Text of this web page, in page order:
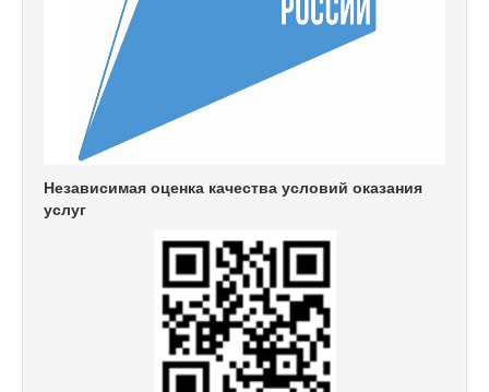
Независимая оценка качества условий оказания
услуг